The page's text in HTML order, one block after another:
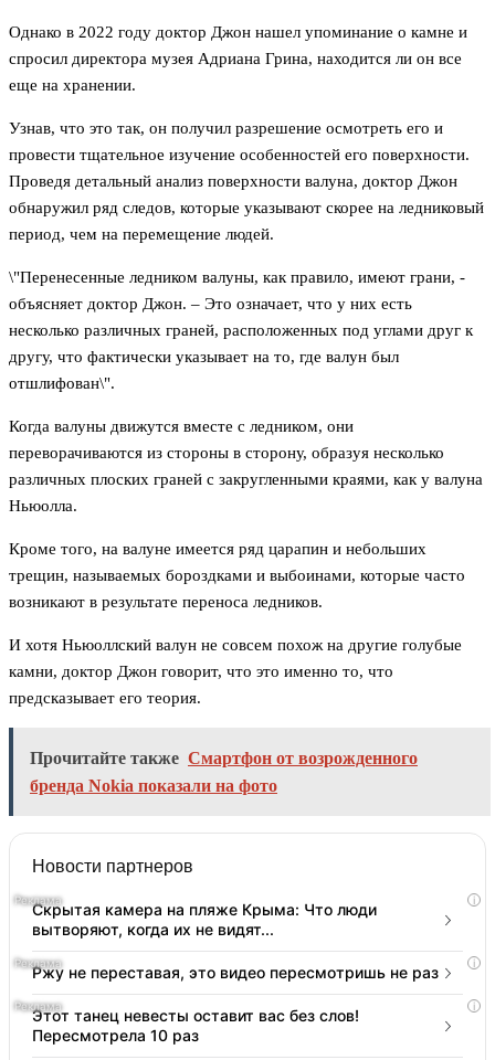
Однако в 2022 году доктор Джон нашел упоминание о камне и
спросил директора музея Адриана Грина, находится ли он все
еще на хранении.
Узнав, что это так, он получил разрешение осмотреть его и
провести тщательное изучение особенностей его поверхности.
Проведя детальный анализ поверхности валуна, доктор Джон
обнаружил ряд следов, которые указывают скорее на ледниковый
период, чем на перемещение людей.
\"Перенесенные ледником валуны, как правило, имеют грани, -
объясняет доктор Джон. – Это означает, что у них есть
несколько различных граней, расположенных под углами друг к
другу, что фактически указывает на то, где валун был
отшлифован\".
Когда валуны движутся вместе с ледником, они
переворачиваются из стороны в сторону, образуя несколько
различных плоских граней с закругленными краями, как у валуна
Ньюолла.
Кроме того, на валуне имеется ряд царапин и небольших
трещин, называемых бороздками и выбоинами, которые часто
возникают в результате переноса ледников.
И хотя Ньюоллский валун не совсем похож на другие голубые
камни, доктор Джон говорит, что это именно то, что
предсказывает его теория.
Прочитайте также Смартфон от возрожденного
бренда Nokia показали на фото
Новости партнеров
i
Скрытая камера на пляже Крыма: Что люди
вытворяют, когда их не видят...
i
Ржу не переставая, это видео пересмотришь не раз
i
Этот танец невесты оставит вас без слов!
Пересмотрела 10 раз